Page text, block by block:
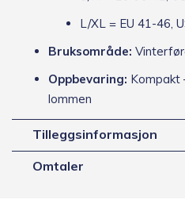
L/XL = EU 41-46,
Bruksområde:
Oppbevaring: Kompakt
lommen
Tilleggsinformasjon
Omtaler